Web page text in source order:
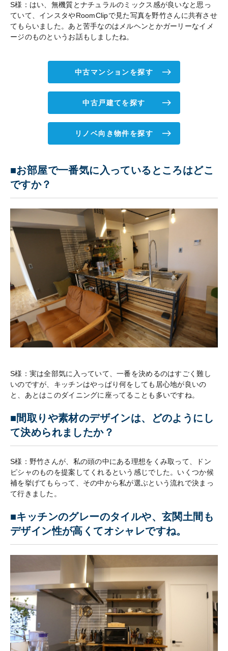
S様：はい、無機質とナチュラルのミックス感が良いなと思っ
ていて、インスタやRoomClipで見た写真を野竹さんに共有させ
てもらいました。あと苦手なのはメルヘンとかガーリーなイメ
ージのものというお話もしましたね。
中古マンションを探す
中古戸建てを探す
リノベ向き物件を探す
■お部屋で一番気に入っているところはどこ
ですか？
S様：実は全部気に入っていて、一番を決めるのはすごく難し
いのですが、キッチンはやっぱり何をしても居心地が良いの
と、あとはこのダイニングに座ってることも多いですね。
■間取りや素材のデザインは、どのようにし
て決められましたか？
S様：野竹さんが、私の頭の中にある理想をくみ取って、ドン
ピシャのものを提案してくれるという感じでした。いくつか候
補を挙げてもらって、その中から私が選ぶという流れで決まっ
て行きました。
■キッチンのグレーのタイルや、玄関土間も
デザイン性が高くてオシャレですね。